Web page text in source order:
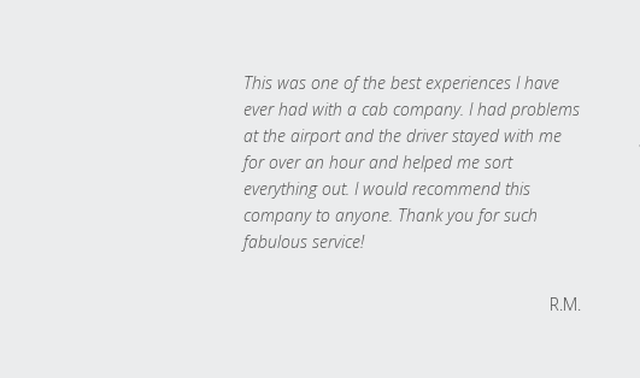
This was one of the best experiences I have
ever had with a cab company. I had problems
at the airport and the driver stayed with me
for over an hour and helped me sort
everything out. I would recommend this
company to anyone. Thank you for such
fabulous service!
R.M.